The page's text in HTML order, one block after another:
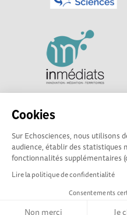
Cookies
Sur Echosciences, nous utilisons
audience, établir des statistiques
fonctionnalités supplémentaires
Lire la politique de confidentialité
Consentements
Non merci Je
Explorer, s’exprimer, rentrer
sciences et de technologies
Centre•Sciences/ Contact :
sciences.fr
Mentions légales|
Ligne éditoriale